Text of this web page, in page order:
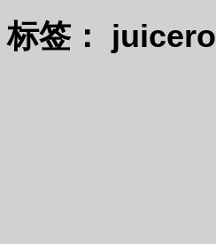
标签： juicero